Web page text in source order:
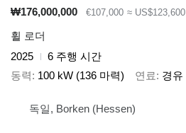
₩176,000,000
€107,000 ≈ US$123,600
휠 로더
2025
6 주행 시간
동력
100 kW (136 마력) 연료 경유
독일, Borken (Hessen)